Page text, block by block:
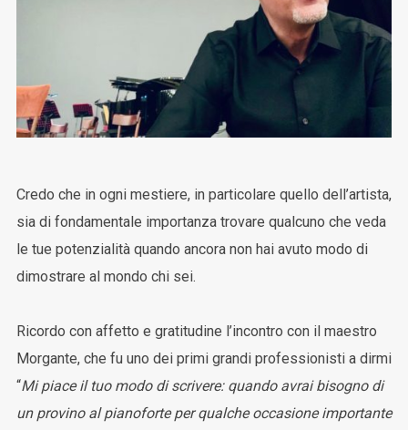
Credo che in ogni mestiere, in particolare quello dell’artista,
sia di fondamentale importanza trovare qualcuno che veda
le tue potenzialità quando ancora non hai avuto modo di
dimostrare al mondo chi sei.
Ricordo con affetto e gratitudine l’incontro con il maestro
Morgante, che fu uno dei primi grandi professionisti a dirmi
“Mi piace il tuo modo di scrivere: quando avrai bisogno di
un provino al pianoforte per qualche occasione importante